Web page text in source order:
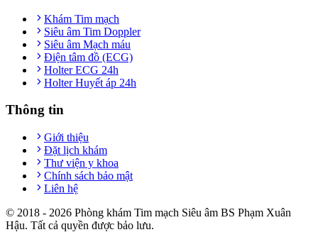
Khám Tim mạch
Siêu âm Tim Doppler
Siêu âm Mạch máu
Điện tâm đồ (ECG)
Holter ECG 24h
Holter Huyết áp 24h
Thông tin
Giới thiệu
Đặt lịch khám
Thư viện y khoa
Chính sách bảo mật
Liên hệ
© 2018 - 2026 Phòng khám Tim mạch Siêu âm BS Phạm Xuân
Hậu. Tất cả quyền được bảo lưu.